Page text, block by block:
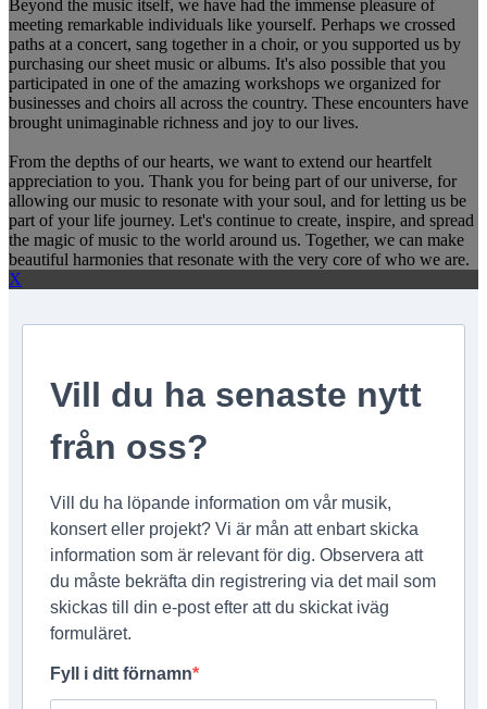
Beyond the music itself, we have had the immense pleasure of
meeting remarkable individuals like yourself. Perhaps we crossed
paths at a concert, sang together in a choir, or you supported us by
purchasing our sheet music or albums. It's also possible that you
participated in one of the amazing workshops we organized for
businesses and choirs all across the country. These encounters have
brought unimaginable richness and joy to our lives.
From the depths of our hearts, we want to extend our heartfelt
appreciation to you. Thank you for being part of our universe, for
allowing our music to resonate with your soul, and for letting us be
part of your life journey. Let's continue to create, inspire, and spread
the magic of music to the world around us. Together, we can make
beautiful harmonies that resonate with the very core of who we are.
X
Vill du ha senaste nytt
från oss?
Vill du ha löpande information om vår musik,
konsert eller projekt? Vi är mån att enbart skicka
information som är relevant för dig. Observera att
du måste bekräfta din registrering via det mail som
skickas till din e-post efter att du skickat iväg
formuläret.
Fyll i ditt förnamn